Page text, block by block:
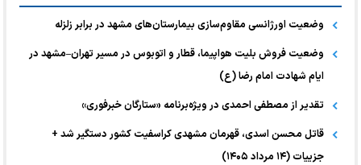
وضعیت اورژانسی مقاوم‌سازی بیمارستان‌های مشهد در برابر زلزله
وضعیت فروش بلیت هواپیما، قطار و اتوبوس در مسیر تهران–مشهد در
ایام شهادت امام رضا (ع)
تقدیر از مصطفی احمدی در ویژه‌برنامه «ستارگان خبرفوری»
قاتل محسن اسدی، قهرمان مشهدی کراسفیت کشور دستگیر شد +
جزییات (۱۴ مرداد ۱۴۰۵)